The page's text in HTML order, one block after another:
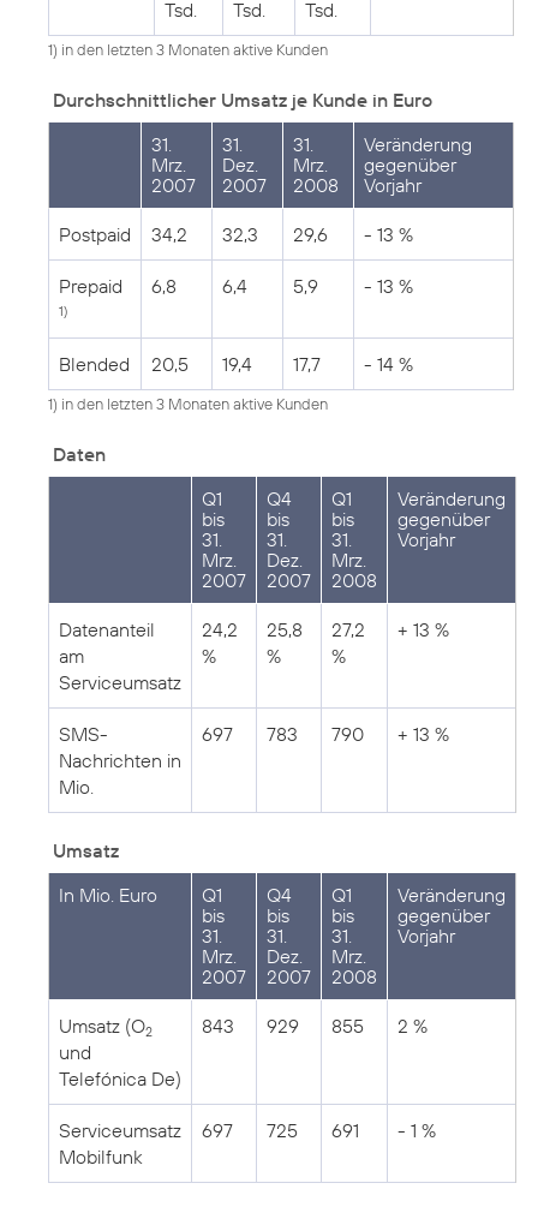
Tsd. Tsd. Tsd.
1) in den letzten 3 Monaten aktive Kunden
Durchschnittlicher Umsatz je Kunde in Euro
31.
Mrz.
2007
31.
Dez.
2007
31.
Mrz.
2008
Veränderung
gegenüber
Vorjahr
Postpaid 34,2 32,3 29,6 - 13 %
Prepaid
1)
6,8 6,4 5,9 - 13 %
Blended 20,5 19,4 17,7 - 14 %
1) in den letzten 3 Monaten aktive Kunden
Daten
Q1
bis
31.
Mrz.
2007
Q4
bis
31.
Dez.
2007
Q1
bis
31.
Mrz.
2008
Veränderung
gegenüber
Vorjahr
Datenanteil
am
Serviceumsatz
24,2
%
25,8
%
27,2
%
+ 13 %
SMS-
Nachrichten in
Mio.
697 783 790 + 13 %
Umsatz
In Mio. Euro
Q1
bis
31.
Mrz.
2007
Q4
bis
31.
Dez.
2007
Q1
bis
31.
Mrz.
2008
Veränderung
gegenüber
Vorjahr
Umsatz (O2
und
Telefónica De)
843 929 855 2 %
Serviceumsatz
Mobilfunk
697 725 691 - 1 %